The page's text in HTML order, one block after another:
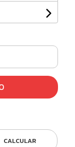
CALCULAR